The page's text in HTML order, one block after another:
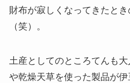
財布が寂しくなってきたと
（笑）。
土産としてのところてんも
や乾燥天草を使った製品が